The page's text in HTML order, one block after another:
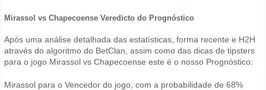
Mirassol vs Chapecoense Veredicto do Prognóstico
Após uma análise detalhada das estatísticas, forma recente e H2H
através do algoritmo do BetClan, assim como das dicas de tipsters
para o jogo Mirassol vs Chapecoense este é o nosso Prognóstico:
Mirassol para o Vencedor do jogo, com a probabilidade de 68%